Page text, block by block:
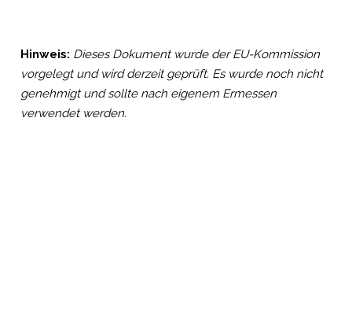
Hinweis: Dieses Dokument wurde der EU-Kommission
vorgelegt und wird derzeit geprüft. Es wurde noch nicht
genehmigt und sollte nach eigenem Ermessen
verwendet werden.